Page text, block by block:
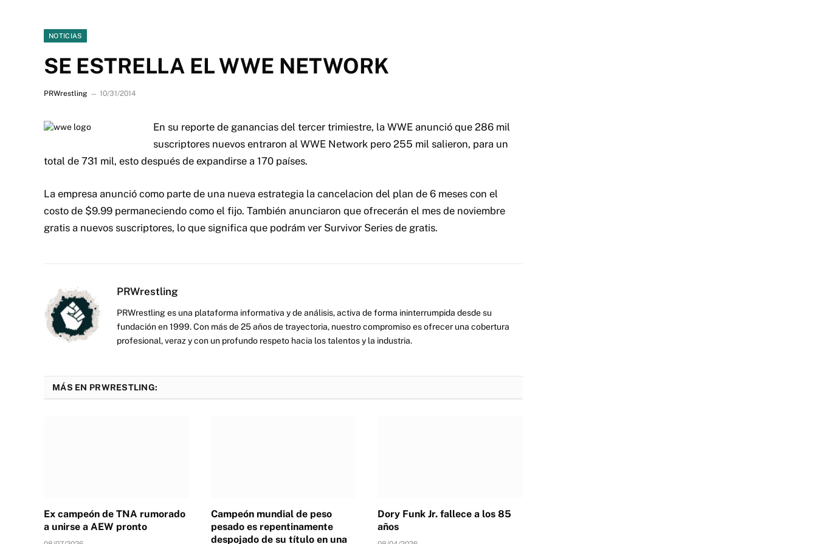
NOTICIAS
SE ESTRELLA EL WWE NETWORK
PRWrestling 10/31/2014
En su reporte de ganancias del tercer trimiestre, la WWE anunció que 286 mil
suscriptores nuevos entraron al WWE Network pero 255 mil salieron, para un
total de 731 mil, esto después de expandirse a 170 países.
La empresa anunció como parte de una nueva estrategia la cancelacion del plan de 6 meses con el
costo de $9.99 permaneciendo como el fijo. También anunciaron que ofrecerán el mes de noviembre
gratis a nuevos suscriptores, lo que significa que podrám ver Survivor Series de gratis.
PRWrestling
PRWrestling es una plataforma informativa y de análisis, activa de forma ininterrumpida desde su
fundación en 1999. Con más de 25 años de trayectoria, nuestro compromiso es ofrecer una cobertura
profesional, veraz y con un profundo respeto hacia los talentos y la industria.
MÁS EN PRWRESTLING:
Ex campeón de TNA rumorado
a unirse a AEW pronto
Campeón mundial de peso
pesado es repentinamente
despojado de su título en una
Dory Funk Jr. fallece a los 85
años